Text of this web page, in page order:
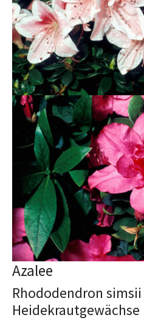
Azalee
Rhododendron simsii
Heidekrautgewächse